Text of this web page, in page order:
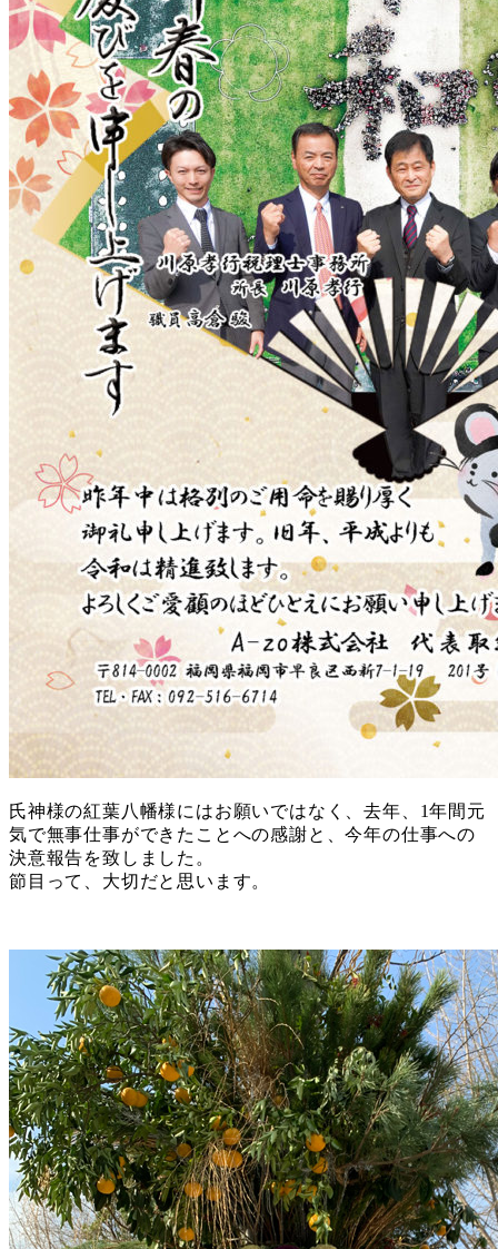
氏神様の紅葉八幡様にはお願いではなく、去年、1年間元
気で無事仕事ができたことへの感謝と、今年の仕事への
決意報告を致しました。
節目って、大切だと思います。